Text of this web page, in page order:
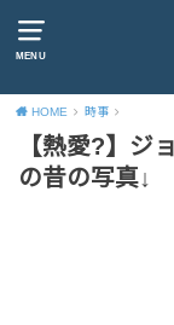
MENU
HOME 時事
【熱愛?】ジ
の昔の写真↓